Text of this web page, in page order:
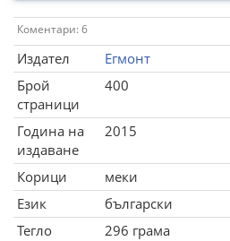
Коментари: 6
Издател
Егмонт
Брой
страници
400
Година на
издаване
2015
Корици
меки
Език
български
Тегло
296 грама